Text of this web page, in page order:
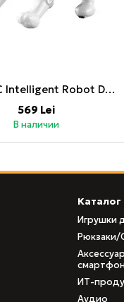
JJR/C RC Intelligent Robot Dog R19, Белый
569 Lei
В наличии
Каталог
Игрушки
ИТ-
Аудио